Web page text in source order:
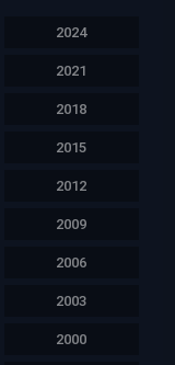
2024
2021
2018
2015
2012
2009
2006
2003
2000